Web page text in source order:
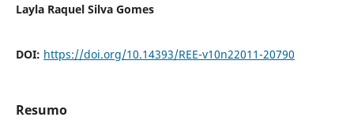
Layla Raquel Silva Gomes
DOI: https://doi.org/10.14393/REE-v10n22011-20790
Resumo